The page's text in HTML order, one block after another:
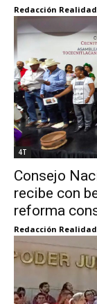
Redacción
4T
Consejo
recibe con
reforma
Redacción